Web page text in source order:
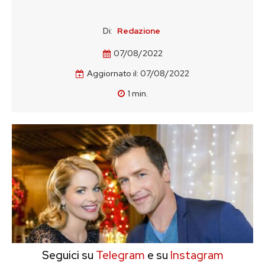
Di: Redazione
07/08/2022
Aggiornato il: 07/08/2022
1 min.
Seguici su Telegram e su Instagram